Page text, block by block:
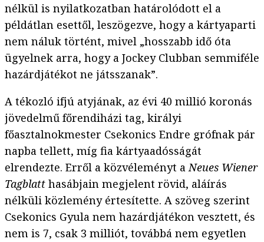
nélkül is nyilatkozatban határolódott el a
példátlan esettől, leszögezve, hogy a kártyaparti
nem náluk történt, mivel „hosszabb idő óta
ügyelnek arra, hogy a Jockey Clubban semmiféle
hazárdjátékot ne játsszanak”.
A tékozló ifjú atyjának, az évi 40 millió koronás
jövedelmű főrendiházi tag, királyi
főasztalnokmester Csekonics Endre grófnak pár
napba tellett, míg fia kártyaadósságát
elrendezte. Erről a közvéleményt aNeues Wiener
Tagblatt hasábjain megjelent rövid, aláírás
nélküli közlemény értesítette. A szöveg szerint
Csekonics Gyula nem hazárdjátékon vesztett, és
nem is 7, csak 3 milliót, továbbá nem egyetlen